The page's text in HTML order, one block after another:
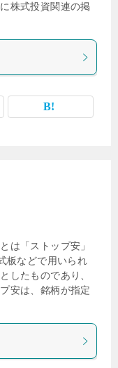
株式投資関連の掲
は「ストップ安」
板などで用いられ
したものであり、
安は、銘柄が指定